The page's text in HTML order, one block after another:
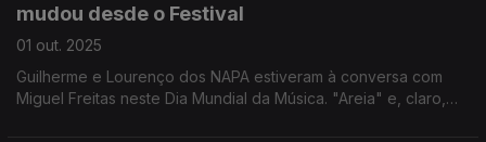
mudou desde o Festival
01 out. 2025
Guilherme e Lourenço dos NAPA estiveram à conversa com
Miguel Freitas neste Dia Mundial da Música. "Areia" e, claro,